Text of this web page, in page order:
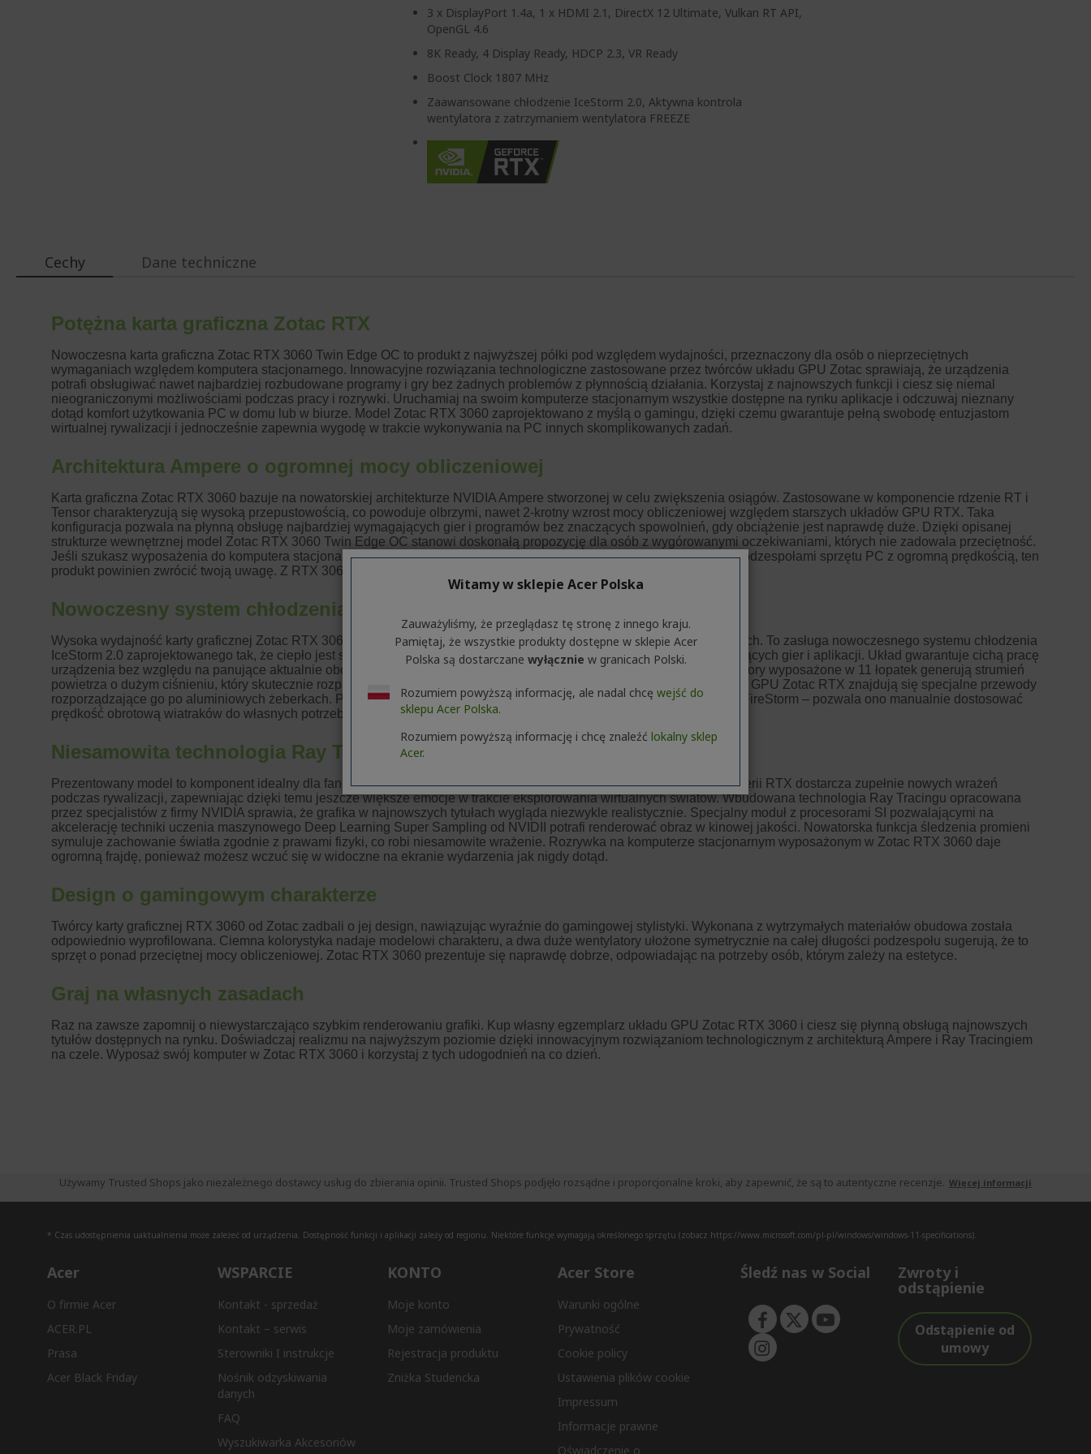
3 x DisplayPort 1.4a, 1 x HDMI 2.1, DirectX 12 Ultimate, Vulkan RT API,
OpenGL 4.6
8K Ready, 4 Display Ready, HDCP 2.3, VR Ready
Boost Clock 1807 MHz
Zaawansowane chłodzenie IceStorm 2.0, Aktywna kontrola
wentylatora z zatrzymaniem wentylatora FREEZE
Cechy Dane techniczne
Używamy Trusted Shops jako niezależnego dostawcy usług do zbierania opinii. Trusted Shops podjęło rozsądne i proporcjonalne kroki, aby zapewnić, że są to autentyczne recenzje. Więcej informacji
* Czas udostępnienia uaktualnienia może zależeć od urządzenia. Dostępność funkcji i aplikacji zależy od regionu. Niektóre funkcje wymagają określonego sprzętu (zobacz https://www.microsoft.com/pl-pl/windows/windows-11-specifications).
Acer
O firmie Acer
ACER.PL
Prasa
Acer Black Friday
WSPARCIE
Kontakt - sprzedaż
Kontakt – serwis
Sterowniki I instrukcje
Nośnik odzyskiwania
danych
FAQ
Wyszukiwarka Akcesoriów
KONTO
Moje konto
Moje zamówienia
Rejestracja produktu
Zniżka Studencka
Acer Store
Warunki ogólne
Prywatność
Cookie policy
Ustawienia plików cookie
Impressum
Informacje prawne
Oświadczenie o
Śledź nas w Social Zwroty i
odstąpienie
Odstąpienie od
umowy
Witamy w sklepie Acer Polska
Zauważyliśmy, że przeglądasz tę stronę z innego kraju.
Pamiętaj, że wszystkie produkty dostępne w sklepie Acer
Polska są dostarczane wyłącznie w granicach Polski.
Rozumiem powyższą informację, ale nadal chcę wejść do
sklepu Acer Polska.
Rozumiem powyższą informację i chcę znaleźć lokalny sklep
Acer.